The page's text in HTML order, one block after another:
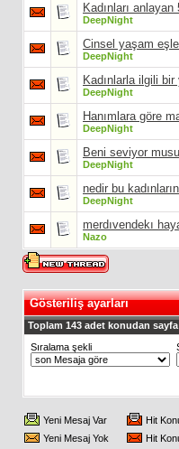
Kadınları
DeepNight
Cinsel yaşam
DeepNight
Kadınlarla ilgili bir
DeepNight
Hanımlara göre
DeepNight
Beni seviyor
DeepNight
nedir bu
DeepNight
merdıvendekı
Nazo
Gösteriliş ayarları
Toplam 143 adet konudan
Sıralama şekli
Yeni Mesaj Var
Hit
Yeni Mesaj Yok
Hit